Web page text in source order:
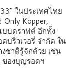
ในประเทศไทย
Only Kopper,
บบดราฟต์ อีกทั้ง
บริวเวอรี่ จำกัด ใน
ชาติรู้จักด้วย เช่น
ของบุญรอดฯ